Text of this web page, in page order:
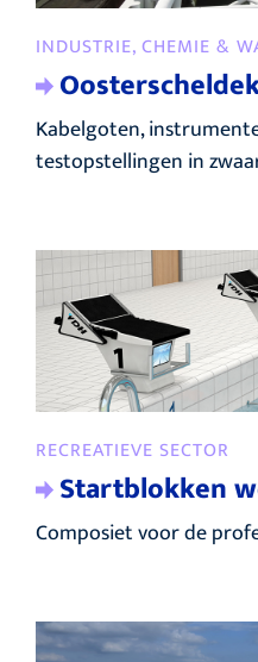
INDUSTRIE, CHEMIE &
Kabelgoten,
testopstellingen in
RECREATIEVE SECTOR
Startblokken
Composiet voor de